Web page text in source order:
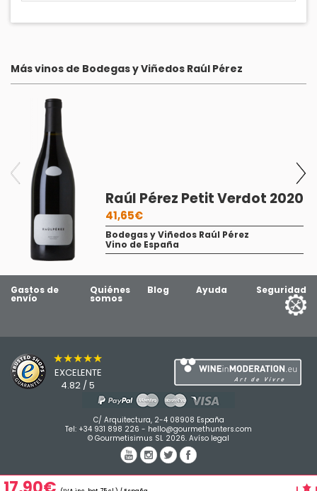
Más vinos de Bodegas y Viñedos Raúl Pérez
Raúl Pérez Petit Verdot 2020
41,65€
Bodegas y Viñedos Raúl Pérez
Vino de España
Gastos de
envío
Quiénes
somos
Blog Ayuda Seguridad
★★★★★
EXCELENTE
4.82 / 5
C/ Arquitectura, 2-4 08908 España
Tel: +34 931 898 226 - hello@gourmethunters.com
© Gourmetisimus SL 2026. Avíso legal